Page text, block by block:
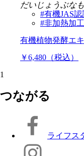
だいじょうぶな
#有機JAS認
#非加熱加工
有機植物発酵エ
￥6,480（税込）
1
つながる
ライフス